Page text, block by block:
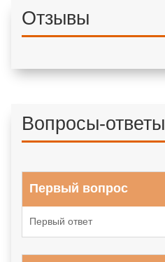
Отзывы
Вопросы-ответы
Первый вопрос
Первый ответ